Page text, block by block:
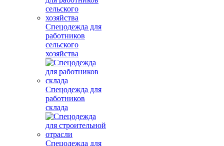
Спецодежда для
работников
сельского
хозяйства
Спецодежда для
работников
склада
Спецодежда для